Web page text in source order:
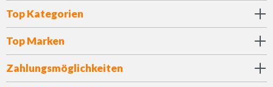
Top Kategorien
Top Marken
Zahlungsmöglichkeiten